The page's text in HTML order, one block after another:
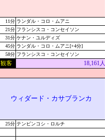
11分 ランダル・コロ・ムアニ
21分 フランシスコ・コンセイソン
31分 ケナン・ユルディズ
45分 ランダル・コロ・ムアニ[+4分]
58分 フランシスコ・コンセイソン
観客
18,161人
ウィダード・カサブランカ
25分 テンビンコシ・ロルチ